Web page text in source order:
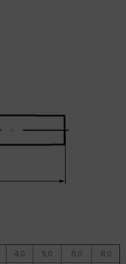
4,0 5,0 6,0
8,0